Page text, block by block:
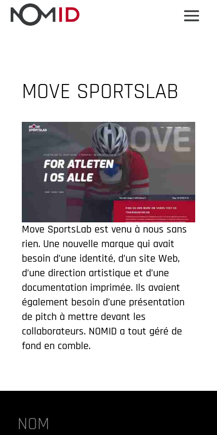
MOVE SPORTSLAB
Move SportsLab est venu à nous sans
rien. Une nouvelle marque qui avait
besoin d’une identité, d’un site Web,
d’une direction artistique et d’une
documentation imprimée. Ils avaient
également besoin d’une présentation
de pitch à mettre devant les
collaborateurs. NOMID a tout géré de
fond en comble.